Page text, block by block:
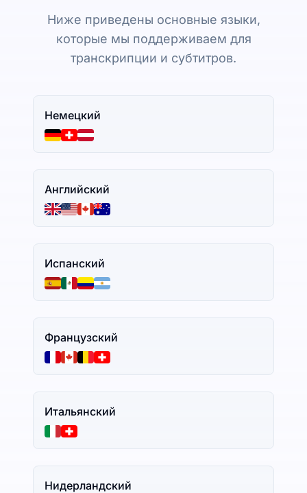
Ниже приведены основные языки,
которые мы поддерживаем для
транскрипции и субтитров.
Немецкий
Английский
Испанский
Французский
Итальянский
Нидерландский